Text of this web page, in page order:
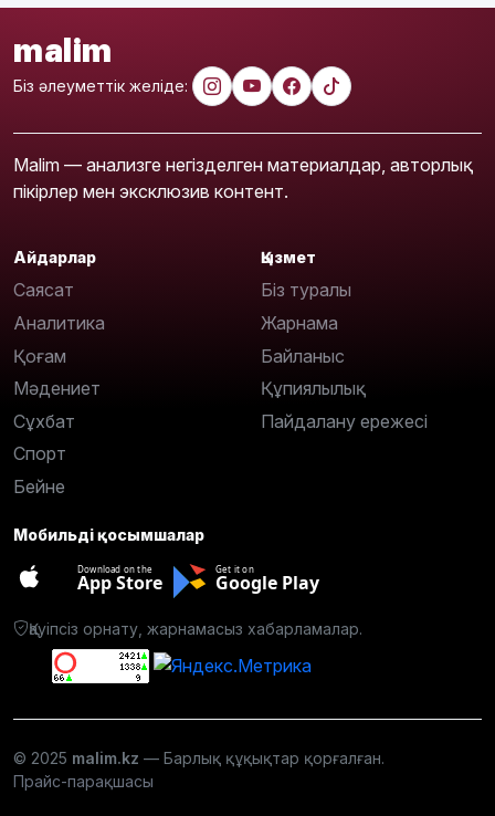
malim
Біз әлеуметтік желіде:
Malim — анализге негізделген материалдар, авторлық
пікірлер мен эксклюзив контент.
Айдарлар
Саясат
Аналитика
Қоғам
Мәдениет
Сұхбат
Спорт
Бейне
Қызмет
Біз туралы
Жарнама
Байланыс
Құпиялылық
Пайдалану ережесі
Мобильді қосымшалар
Download on the
App Store
Get it on
Google Play
Қауіпсіз орнату, жарнамасыз хабарламалар.
© 2025 malim.kz — Барлық құқықтар қорғалған.
Прайс-парақшасы